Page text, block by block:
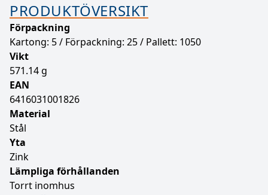
PRODUKTÖVERSIKT
Förpackning
Kartong: 5 / Förpackning: 25 / Pallett: 1050
Vikt
571.14 g
EAN
6416031001826
Material
Stål
Yta
Zink
Lämpliga förhållanden
Torrt inomhus